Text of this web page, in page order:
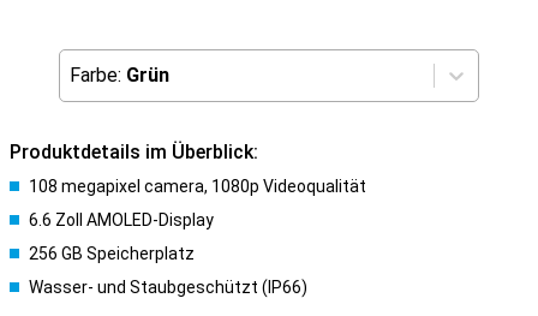
Farbe: Grün
Produktdetails im Überblick:
108 megapixel camera, 1080p Videoqualität
6.6 Zoll AMOLED-Display
256 GB Speicherplatz
Wasser- und Staubgeschützt (IP66)